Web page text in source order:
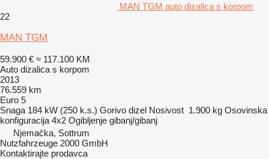
MAN TGM auto dizalica s korpom
22
MAN TGM
59.900 € ≈ 117.100 KM
Auto dizalica s korpom
2013
76.559 km
Euro 5
Snaga 184 kW (250 k.s.) Gorivo dizel Nosivost 1.900 kg Osovinska
konfiguracija 4x2 Ogibljenje gibanj/gibanj
Njemačka, Sottrum
Nutzfahrzeuge 2000 GmbH
Kontaktirajte prodavca